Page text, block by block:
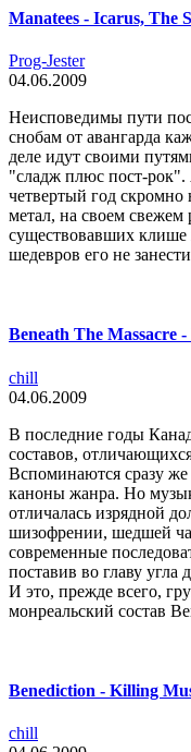
Manatees - Icarus, The
Prog-Jester
04.06.2009
Неисповедимы пути
снобам от авангарда
деле идут своими
"сладж плюс пост-рок".
четвертый год
метал, на своем свежем
существовавших клише
шедевров его не
Beneath The Massacre
chill
04.06.2009
В последние годы
составов,
Вспоминаются сразу
каноны жанра. Но
отличалась изрядной
шизофрении, шедшей
современные
поставив во главу
И это, прежде всего,
монреальский состав
Benediction - Killing
chill